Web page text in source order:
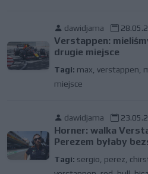
dawidjama
Verstappen:
drugie miejsce
Tagi: max verstappen
miejsce
dawidjama
Horner: walka
Perezem byłaby
Tagi: sergio perez